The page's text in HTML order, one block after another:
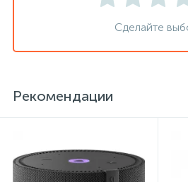
Сделайте
Рекомендации
Сейфы засыпные
Сейфы огнестойкие